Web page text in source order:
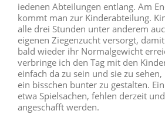
iedenen Abteilungen entlang. Am
kommt man zur Kinderabteilung.
alle drei Stunden unter anderem
eigenen Ziegenzucht versorgt,
bald wieder ihr Normalgewicht
verbringe ich den Tag mit den
einfach da zu sein und sie zu
ein bisschen bunter zu gestalten.
etwa Spielsachen, fehlen derzeit
angeschafft werden.